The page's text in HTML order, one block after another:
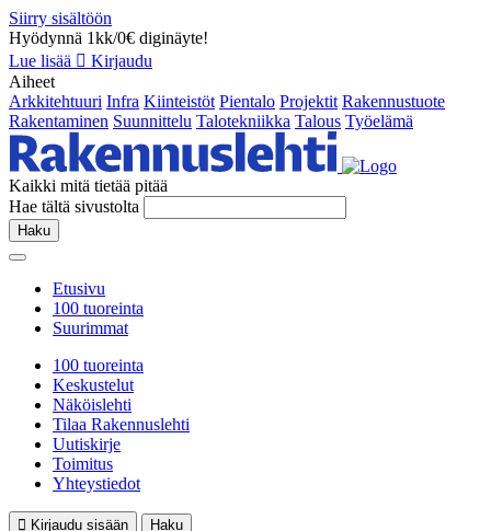
Siirry sisältöön
Hyödynnä 1kk/0€ diginäyte!
Lue lisää
Kirjaudu
Aiheet
Arkkitehtuuri Infra Kiinteistöt Pientalo Projektit Rakennustuote
Rakentaminen Suunnittelu Talotekniikka Talous Työelämä
Kaikki mitä tietää pitää
Hae tältä sivustolta
Haku
Etusivu
100 tuoreinta
Suurimmat
100 tuoreinta
Keskustelut
Näköislehti
Tilaa Rakennuslehti
Uutiskirje
Toimitus
Yhteystiedot
Kirjaudu sisään
Haku